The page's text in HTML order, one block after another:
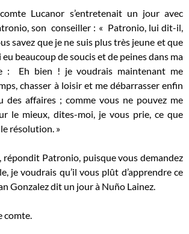
Lucanor s’entretenait un jour avec
son conseiller : « Patronio, lui dit-il,
savez que je ne suis plus très jeune et que
eu beaucoup de soucis et de peines dans ma
: Eh bien ! je voudrais maintenant me
chasser à loisir et me débarrasser enfin
des affaires ; comme vous ne pouvez me
le mieux, dites-moi, je vous prie, ce que
résolution. »
répondit Patronio, puisque vous demandez
je voudrais qu’il vous plût d’apprendre ce
Gonzalez dit un jour à Nuño Lainez.
comte.